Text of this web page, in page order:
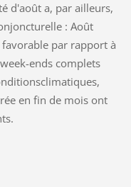
d'août a, par ailleurs,
: Août
par rapport à
ends complets
en fin de mois ont